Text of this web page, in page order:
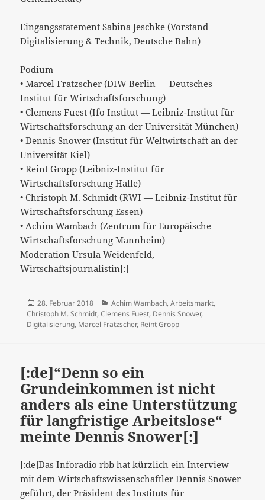
Eingangsstatement Sabina Jeschke (Vorstand
Digitalisierung & Technik, Deutsche Bahn)
Podium
• Marcel Fratzscher (DIW Berlin — Deutsches
Institut für Wirtschaftsforschung)
• Clemens Fuest (Ifo Institut — Leibniz-Institut für
Wirtschaftsforschung an der Universität München)
• Dennis Snower (Institut für Weltwirtschaft an der
Universität Kiel)
• Reint Gropp (Leibniz-Institut für
Wirtschaftsforschung Halle)
• Christoph M. Schmidt (RWI — Leibniz-Institut für
Wirtschaftsforschung Essen)
• Achim Wambach (Zentrum für Europäische
Wirtschaftsforschung Mannheim)
Moderation Ursula Weidenfeld,
Wirtschaftsjournalistin[:]
Veröffentlicht
am
28. Februar 2018 Kategorien
Achim Wambach, Arbeitsmarkt,
Christoph M. Schmidt, Clemens Fuest, Dennis Snower,
Digitalisierung, Marcel Fratzscher, Reint Gropp
[:de]“Denn so ein
Grundeinkommen ist nicht
anders als eine Unterstützung
für langfristige Arbeitslose“
meinte Dennis Snower[:]
[:de]Das Inforadio rbb hat kürzlich ein Interview
mit dem WirtschaftswissenschaftlerDennis Snower
geführt, der Präsident des Instituts für